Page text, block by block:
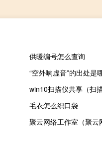
供暖编号怎么查询
“空外响虚音”的出处是
win10扫描仪共享（扫
毛衣怎么织口袋
聚云网络工作室（聚云